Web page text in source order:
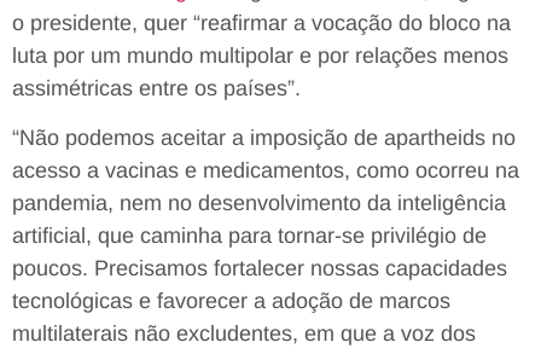
o presidente, quer “reafirmar a vocação do bloco na
luta por um mundo multipolar e por relações menos
assimétricas entre os países”.
“Não podemos aceitar a imposição de apartheids no
acesso a vacinas e medicamentos, como ocorreu na
pandemia, nem no desenvolvimento da inteligência
artificial, que caminha para tornar-se privilégio de
poucos. Precisamos fortalecer nossas capacidades
tecnológicas e favorecer a adoção de marcos
multilaterais não excludentes, em que a voz dos